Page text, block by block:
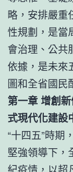
略，安排嚴重
性規劃，是當
會治理、公共
依據，是未來
圖和全省國民
第一章 增創
式現代化建設
“十四五”時期
堅強領導下，
紀疫情，以超